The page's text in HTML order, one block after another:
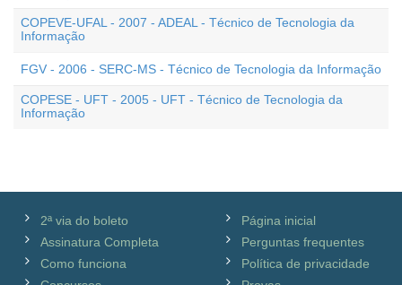
COPEVE-UFAL - 2007 - ADEAL - Técnico de Tecnologia da
Informação
FGV - 2006 - SERC-MS - Técnico de Tecnologia da Informação
COPESE - UFT - 2005 - UFT - Técnico de Tecnologia da
Informação
2ª via do boleto
Assinatura Completa
Como funciona
Página inicial
Perguntas frequentes
Política de privacidade